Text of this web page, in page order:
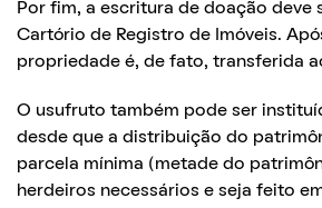
Por fim, a escritura de doação deve
Cartório de Registro de Imóveis.
propriedade é, de fato, transferida
O usufruto também pode ser
desde que a distribuição do
parcela mínima (metade do
herdeiros necessários e seja feito